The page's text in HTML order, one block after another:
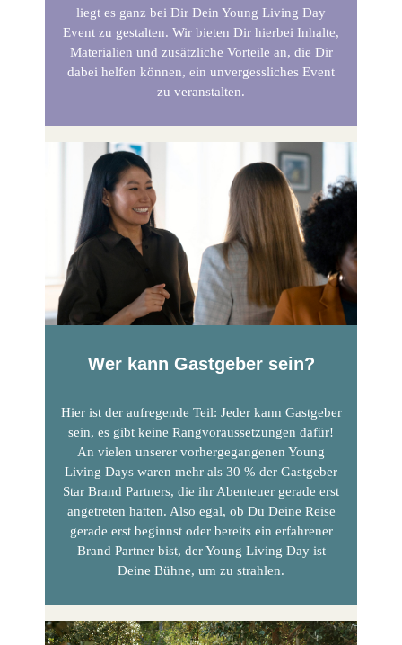
liegt es ganz bei Dir Dein Young Living Day
Event zu gestalten. Wir bieten Dir hierbei Inhalte,
Materialien und zusätzliche Vorteile an, die Dir
dabei helfen können, ein unvergessliches Event
zu veranstalten.
Wer kann Gastgeber sein?
Hier ist der aufregende Teil: Jeder kann Gastgeber
sein, es gibt keine Rangvoraussetzungen dafür!
An vielen unserer vorhergegangenen Young
Living Days waren mehr als 30 % der Gastgeber
Star Brand Partners, die ihr Abenteuer gerade erst
angetreten hatten. Also egal, ob Du Deine Reise
gerade erst beginnst oder bereits ein erfahrener
Brand Partner bist, der Young Living Day ist
Deine Bühne, um zu strahlen.